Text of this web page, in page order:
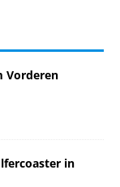
Vorderen
in